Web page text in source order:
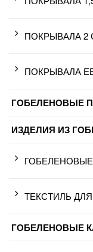
ПОКРЫВАЛА 2
ПОКРЫВАЛА
ГОБЕЛЕНОВЫЕ
ИЗДЕЛИЯ ИЗ
ТЕКСТИЛЬ
ГОБЕЛЕНОВЫЕ